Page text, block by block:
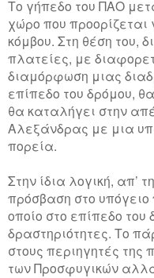
Το γήπεδο του ΠΑΟ
χώρο που προορίζεται
κόμβου. Στη θέση του,
πλατείες, με
διαμόρφωση μιας
επίπεδο του δρόμου,
θα καταλήγει στην
Αλεξάνδρας με μια
πορεία.
Στην ίδια λογική, απ’
πρόσβαση στο υπόγειο
οποίο στο επίπεδο
δραστηριότητες. Το
στους περιηγητές της
των Προσφυγικών